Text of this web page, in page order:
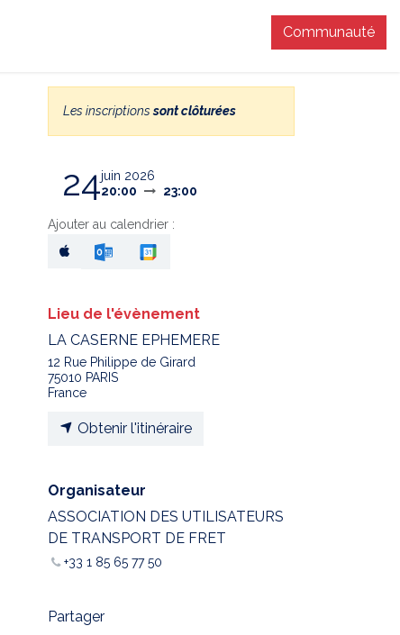
Communauté
Les inscriptionssont clôturées
24juin 2026
20:00
23:00
Ajouter au calendrier :
Lieu de l'évènement
LA CASERNE EPHEMERE
12 Rue Philippe de Girard
75010 PARIS
France
Obtenir l'itinéraire
Organisateur
ASSOCIATION DES UTILISATEURS
DE TRANSPORT DE FRET
+33 1 85 65 77 50
Partager